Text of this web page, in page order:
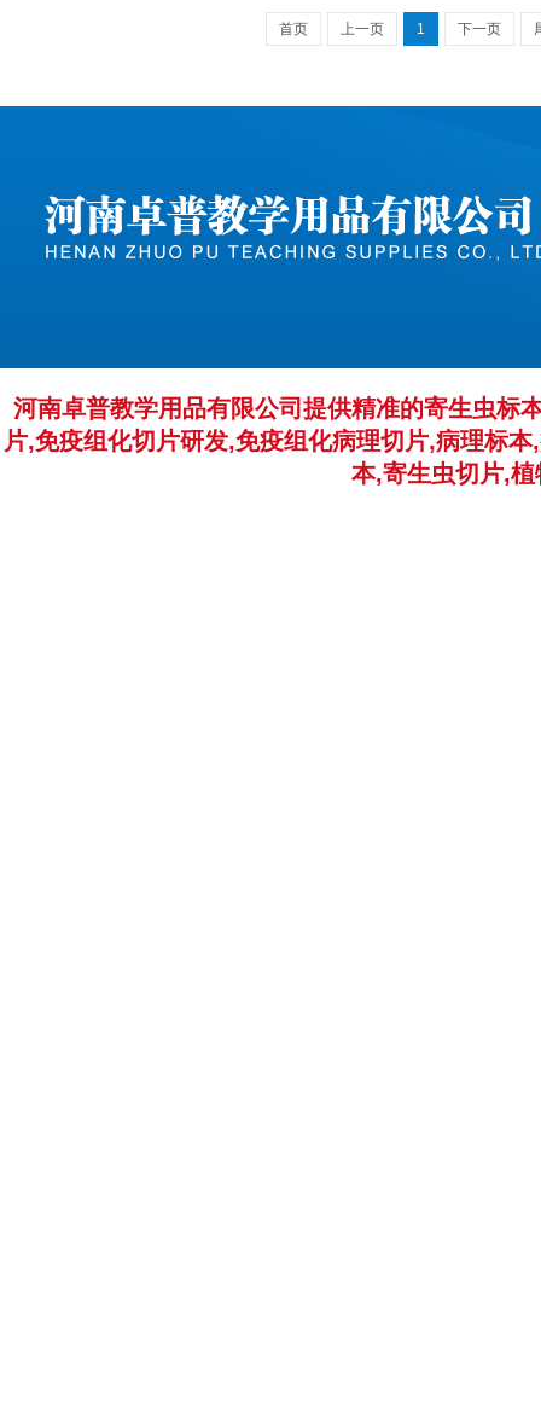
首页 上一页 1 下一页
河南卓普教学用品有限公司提供精准的寄生虫标
片,免疫组化切片研发,免疫组化病理切片,病理标
本,寄生虫切片,